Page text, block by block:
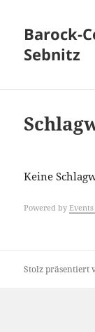
Barock-
Sebnitz
Keine
Powered by
Stolz präsentiert